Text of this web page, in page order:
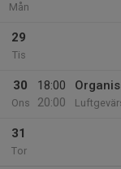
Mån
29
Tis
30
Ons
18:00
20:00
31
Tor